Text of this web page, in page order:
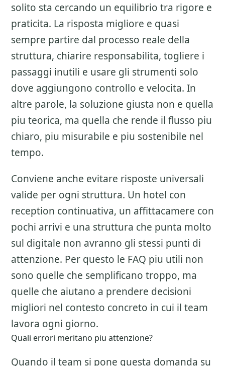
solito sta cercando un equilibrio tra rigore e
praticita. La risposta migliore e quasi
sempre partire dal processo reale della
struttura, chiarire responsabilita, togliere i
passaggi inutili e usare gli strumenti solo
dove aggiungono controllo e velocita. In
altre parole, la soluzione giusta non e quella
piu teorica, ma quella che rende il flusso piu
chiaro, piu misurabile e piu sostenibile nel
tempo.
Conviene anche evitare risposte universali
valide per ogni struttura. Un hotel con
reception continuativa, un affittacamere con
pochi arrivi e una struttura che punta molto
sul digitale non avranno gli stessi punti di
attenzione. Per questo le FAQ piu utili non
sono quelle che semplificano troppo, ma
quelle che aiutano a prendere decisioni
migliori nel contesto concreto in cui il team
lavora ogni giorno.
Quali errori meritano piu attenzione?
Quando il team si pone questa domanda su